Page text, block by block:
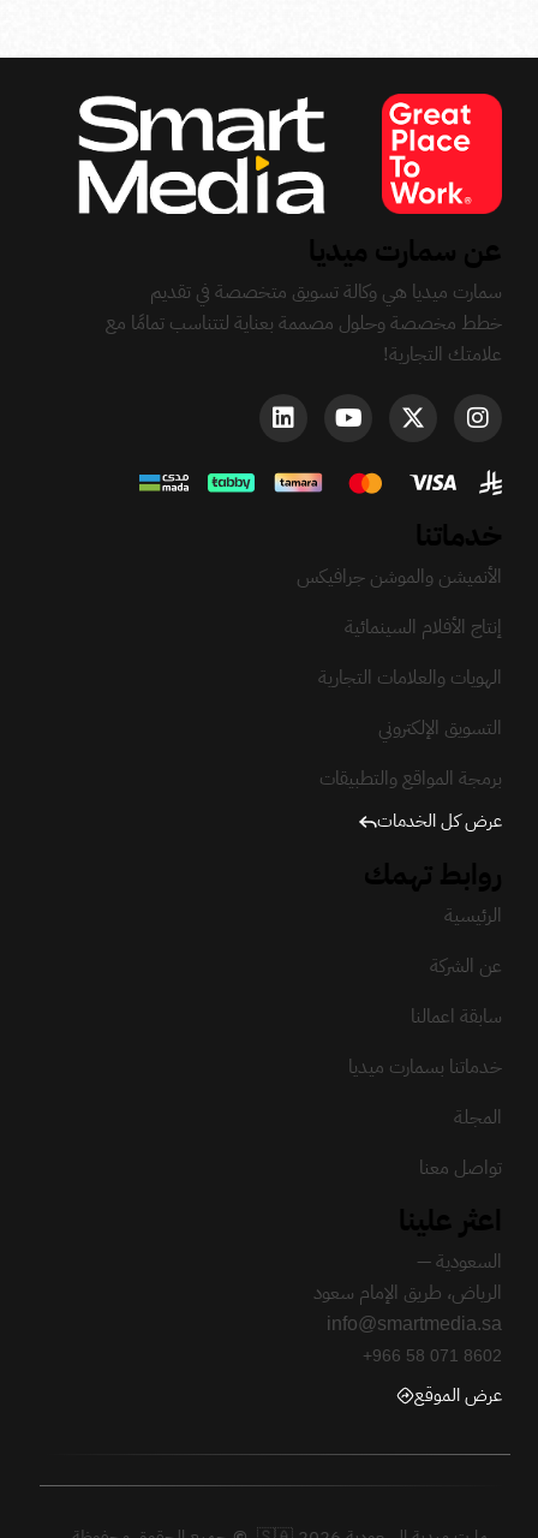
سمارت ميديا هي وكالة تسويق متخصصة في تقديم
خطط مخصصة وحلول مصممة بعناية لتتناسب تمامًا مع
علامتك التجارية!
الأنميشن والموشن جرافيكس
إنتاج الأفلام السينمائية
الهويات والعلامات التجارية
التسويق الإلكتروني
برمجة المواقع والتطبيقات
عرض كل الخدمات
الرئيسية
عن الشركة
سابقة اعمالنا
خدماتنا بسمارت ميديا
المجلة
تواصل معنا
السعودية —
الرياض، طريق الإمام سعود
info@smartmedia.sa
+966 58 071 8602
عرض الموقع